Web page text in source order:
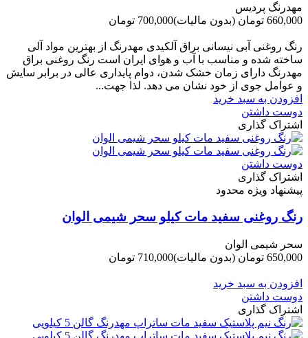
مهدرنگ پردیس
660,000 تومان
(بدون مالیات)700,000 تومان
رنگ روغنی آبی نیسانی براق آلکیدی مهدرنگ از بهترین مواد آلی
ساخته شده و مناسب با آب و هوای ایران است رنگ روغنی براق
مهدرنگ دارای زﻣﺎن ﺧﺸﮏ ﺷﺪن، دوام ﭘﺎﯾﺪاری عالی در ﺑﺮاﺑﺮ ﺳﺎﯾﺶ
و ﻋﻮاﻣﻞ ﺟﻮی از ﺧﻮد ﻧﺸﺎن ﻣﯽ دﻫﺪ. ﻟﺬا ﺟﻬﺖ...
افزودن به سبد خرید
دوست داشتن
اشتراک گذاری
دوست داشتن
اشتراک گذاری
پیشنهاد ویژه محدود
رنگ روغنی سفید مات کیلو سحر شیمی الوان
سحر شیمی الوان
650,000 تومان
(بدون مالیات)710,000 تومان
افزودن به سبد خرید
دوست داشتن
اشتراک گذاری